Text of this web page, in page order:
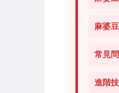
麻婆
常見
進階